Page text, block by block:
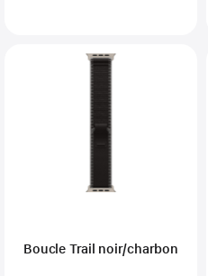
Boucle Trail noir/charbon